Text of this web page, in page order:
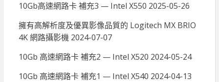
10Gb高速網路卡 補充3 — Intel X550 2025-05-26
擁有高解析度及優異影像品質的 Logitech MX BRIO
4K 網路攝影機 2024-07-07
10Gb 高速網路卡 補充2 — Intel X520 2024-05-24
10Gb 高速網路卡 補充1 — Intel X540 2024-04-13